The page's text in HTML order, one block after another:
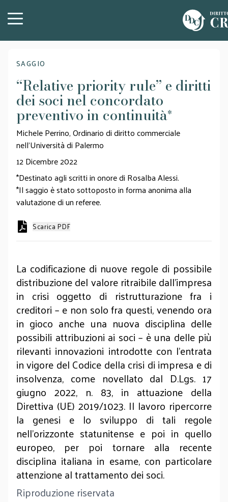
SAGGIO
“Relative priority rule” e diritti
dei soci nel concordato
preventivo in continuità*
Michele Perrino, Ordinario di diritto commerciale
nell'Università di Palermo
12 Dicembre 2022
*Destinato agli scritti in onore di Rosalba Alessi.
*Il saggio è stato sottoposto in forma anonima alla
valutazione di un referee.
Scarica PDF
La codificazione di nuove regole di possibile
distribuzione del valore ritraibile dall’impresa
in crisi oggetto di ristrutturazione fra i
creditori – e non solo fra questi, venendo ora
in gioco anche una nuova disciplina delle
possibili attribuzioni ai soci – è una delle più
rilevanti innovazioni introdotte con l’entrata
in vigore del Codice della crisi di impresa e di
insolvenza, come novellato dal D.Lgs. 17
giugno 2022, n. 83, in attuazione della
Direttiva (UE) 2019/1023. Il lavoro ripercorre
la genesi e lo sviluppo di tali regole
nell’orizzonte statunitense e poi in quello
europeo, per poi tornare alla recente
disciplina italiana in esame, con particolare
attenzione al trattamento dei soci.
Riproduzione riservata